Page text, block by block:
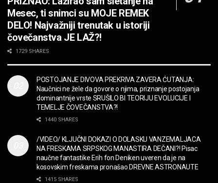
OPASNO! ZZ TOP – Beer Drinkers and
Hellraisers
MUZIKA
“Missin’ Yo’ Kissin'” BILLY ZZ TOP
MUZIKA
FILM
WARDRUNA, VIKINZI DOLAZE!
Mesec, ti snimci su MOJE REMEK
DELO! Najvažniji trenutak u istoriji
čovečanstva JE LAŽ?!
1729 SHARES
POSTOJANJE DIVOVA PREKRIVA ZAVERA ĆUTANJA:
Naučnici ne žele da govore o njima, priznanje postojanja
dominantnije vrste SRUŠILO BI TEORIJU EVOLUCIJE I
TEMELJE ČOVEČANSTVA?!
1440 SHARES
/VIDEO/ KLJUČNI DOKAZI O DOLASKU VANZEMALJACA
NA FRESKAMA SRPSKOG MANASTIRA DEČANI?! Pisac
naučne fantastike Erih fon Deniken uveren da je na
kosovskim freskama pronašao DREVNE ASTRONAUTE
1415 SHARES